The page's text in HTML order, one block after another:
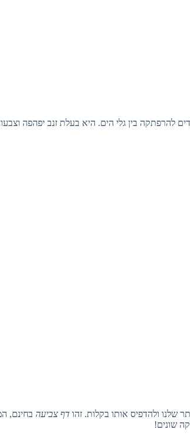
להרפתקה בין גלי הים. היא בעלת זנב יפהפה
שלנו ולהדפיס אותו בקלות. זהו דף צביעה בחינם,
שונים!